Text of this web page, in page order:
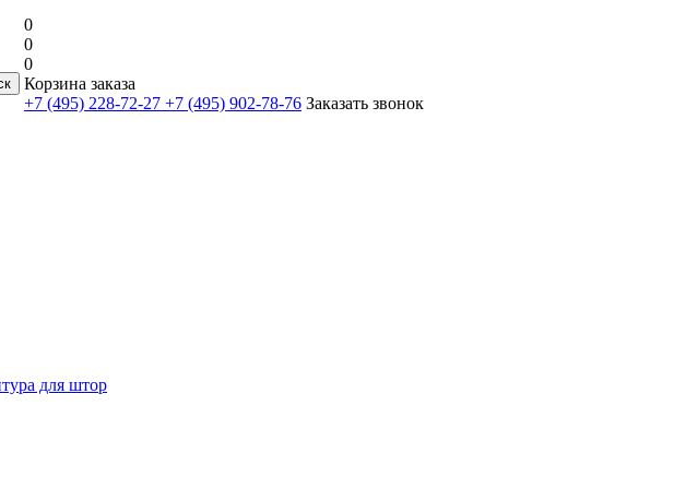
0
0
0
Корзина заказа
+7 (495) 228-72-27 +7 (495) 902-78-76 Заказать звонок
для штор